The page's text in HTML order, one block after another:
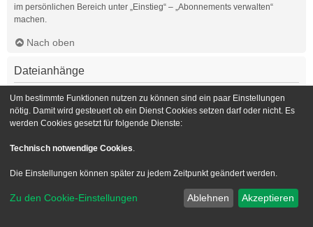
im persönlichen Bereich unter „Einstieg“ – „Abonnements verwalten“
machen.
Nach oben
Dateianhänge
Welche Dateianhänge sind in diesem Forum zulässig?
Die Board-Administration kann bestimmte Dateitypen zulassen oder
verbieten. Falls du dir nicht sicher bist, welche Dateitypen du anhängen
Administration.
Nach oben
Kann ich eine Übersicht all meiner Dateianhänge erhalten?
Um eine Liste all deiner Dateianhänge zu erhalten, gehe in den
Um bestimmte Funktionen nutzen zu können sind ein paar Einstellungen
nötig. Damit wird gesteuert ob ein Dienst Cookies setzen darf oder nicht. Es
werden Cookies gesetzt für folgende Dienste:
Technisch notwendige Cookies.
Die Einstellungen können später zu jedem Zeitpunkt geändert werden.
Zu den Cookie-Einstellungen Ablehnen Akzeptieren